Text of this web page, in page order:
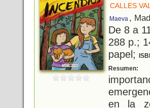
CALLES
Maeva ,
De 8 a
288 p.;
papel;
Resumen:
en la